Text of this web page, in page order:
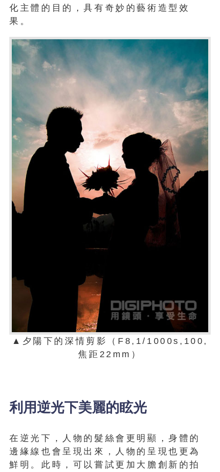
化主體的目的，具有奇妙的藝術造型效
果。
▲夕陽下的深情剪影（F8,1/1000s,100,
焦距22mm）
利用逆光下美麗的眩光
在逆光下，人物的髮絲會更明顯，身體的
邊緣線也會呈現出來，人物的呈現也更為
鮮明。此時，可以嘗試更加大膽創新的拍